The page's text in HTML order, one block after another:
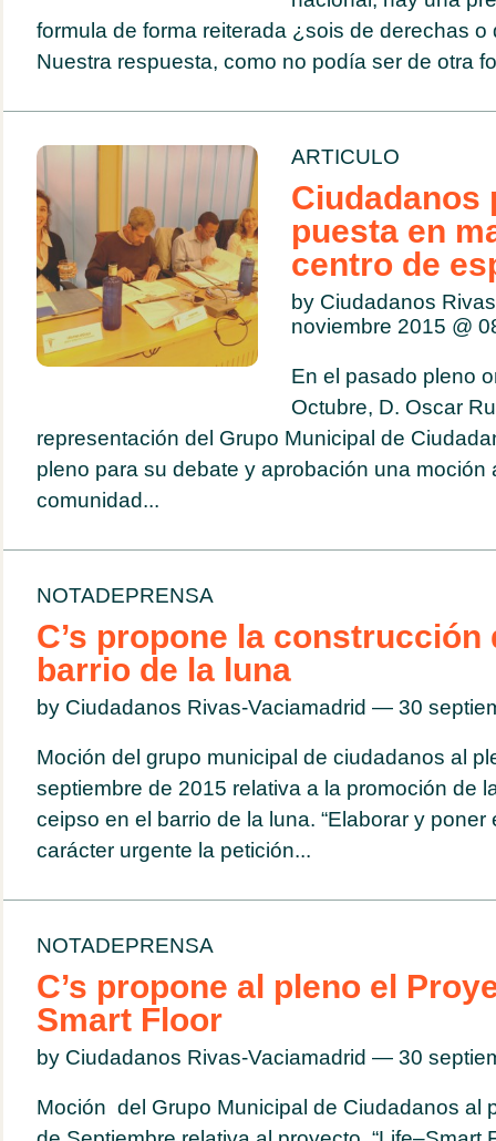
formula de forma reiterada ¿sois de derechas o
Nuestra respuesta, como no podía ser de otra
ARTICULO
Ciudadanos
puesta en
centro de
by Ciudadanos
noviembre 2015 @
En el pasado pleno
Octubre, D. Oscar
representación del Grupo Municipal de
pleno para su debate y aprobación una moción
comunidad...
NOTADEPRENSA
C’s propone la construcción
barrio de la luna
by Ciudadanos Rivas-Vaciamadrid — 30
Moción del grupo municipal de ciudadanos al
septiembre de 2015 relativa a la promoción de
ceipso en el barrio de la luna. “Elaborar y poner
carácter urgente la petición...
NOTADEPRENSA
C’s propone al pleno el
Smart Floor
by Ciudadanos Rivas-Vaciamadrid — 30
Moción del Grupo Municipal de Ciudadanos al